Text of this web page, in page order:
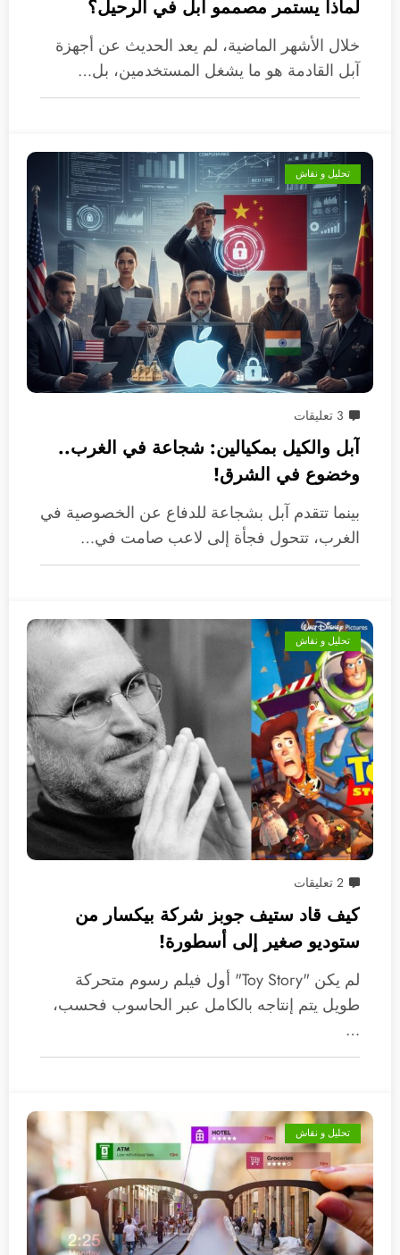
لماذا يستمر مصممو آبل في الرحيل؟
خلال الأشهر الماضية، لم يعد الحديث عن أجهزة
آبل القادمة هو ما يشغل المستخدمين، بل…
تحليل و نقاش
3 تعليقات
آبل والكيل بمكيالين: شجاعة في الغرب..
وخضوع في الشرق!
بينما تتقدم آبل بشجاعة للدفاع عن الخصوصية في
الغرب، تتحول فجأة إلى لاعب صامت في…
تحليل و نقاش
2 تعليقات
كيف قاد ستيف جوبز شركة بيكسار من
ستوديو صغير إلى أسطورة!
لم يكن "Toy Story" أول فيلم رسوم متحركة
طويل يتم إنتاجه بالكامل عبر الحاسوب فحسب،
…
تحليل و نقاش